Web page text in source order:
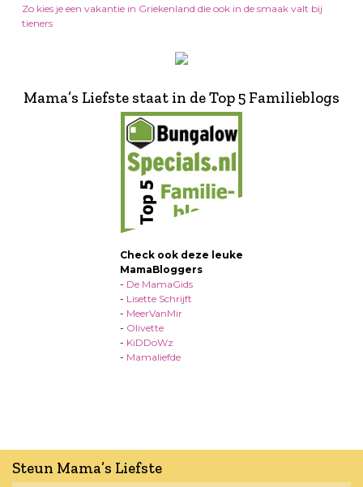
Zo kies je een vakantie in Griekenland die ook in de smaak valt bij
tieners
Mama’s Liefste staat in de Top 5 Familieblogs
Check ook deze leuke
MamaBloggers
- De MamaGids
- Lisette Schrijft
- MeerVanMir
- Olivette
- KiDDoWz
- Mamaliefde
Steun Mama’s Liefste